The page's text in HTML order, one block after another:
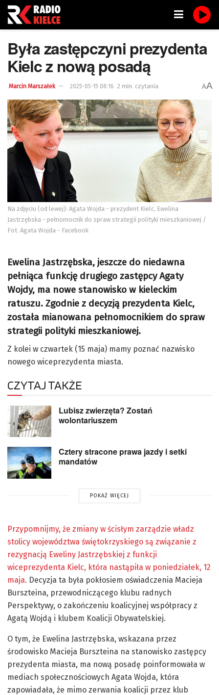
Była zastępczyni prezydenta
Kielc z nową posadą
Marcin Marszałek 2025-05-15 08:16 2 min. czytania AA
Na zdjęciu (od lewej): Agata Wojda - prezydent Kielc, Ewelina
Jastrzębska - pełnomocnik do spraw strategii polityki mieszkaniowej /
Fot. Agata Wojda - Facebook
Ewelina Jastrzębska, jeszcze do niedawna
pełniąca funkcję drugiego zastępcy Agaty
Wojdy, ma nowe stanowisko w kieleckim
ratuszu. Zgodnie z decyzją prezydenta Kielc,
została mianowana pełnomocnikiem do spraw
strategii polityki mieszkaniowej.
Z kolei w czwartek (15 maja) mamy poznać nazwisko
nowego wiceprezydenta miasta.
CZYTAJ TAKŻE
Lubisz zwierzęta? Zostań
wolontariuszem
Cztery stracone prawa jazdy i setki
mandatów
POKAŻ WIĘCEJ
Przypomnijmy, że zmiany w ścisłym zarządzie władz
stolicy województwa świętokrzyskiego są związanie z
rezygnacją Eweliny Jastrzębskiej z funkcji
wiceprezydenta Kielc, która nastąpiła w poniedziałek, 12
maja. Decyzja ta była pokłosiem oświadczenia Macieja
Burszteina, przewodniczącego klubu radnych
Perspektywy, o zakończeniu koalicyjnej współpracy z
Agatą Wojdą i klubem Koalicji Obywatelskiej.
O tym, że Ewelina Jastrzębska, wskazana przez
środowisko Macieja Burszteina na stanowisko zastępcy
prezydenta miasta, ma nową posadę poinformowała w
mediach społecznościowych Agata Wojda, która
zapowiadała, że mimo zerwania koalicji przez klub